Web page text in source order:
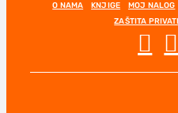
O NAMA KNJIGE MOJ NALOG
ZAŠTITA